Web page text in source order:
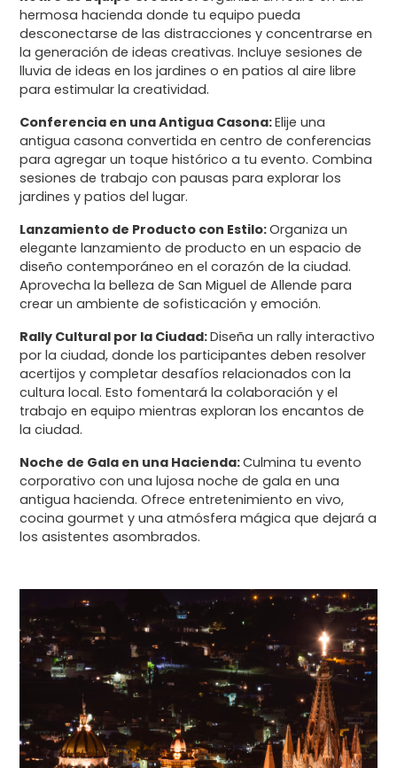
hermosa hacienda donde tu equipo pueda
desconectarse de las distracciones y concentrarse en
la generación de ideas creativas. Incluye sesiones de
lluvia de ideas en los jardines o en patios al aire libre
para estimular la creatividad.
Conferencia en una Antigua Casona:Elije una
antigua casona convertida en centro de conferencias
para agregar un toque histórico a tu evento. Combina
sesiones de trabajo con pausas para explorar los
jardines y patios del lugar.
Lanzamiento de Producto con Estilo:Organiza un
elegante lanzamiento de producto en un espacio de
diseño contemporáneo en el corazón de la ciudad.
Aprovecha la belleza de San Miguel de Allende para
crear un ambiente de sofisticación y emoción.
Rally Cultural por la Ciudad:Diseña un rally interactivo
por la ciudad, donde los participantes deben resolver
acertijos y completar desafíos relacionados con la
cultura local. Esto fomentará la colaboración y el
trabajo en equipo mientras exploran los encantos de
la ciudad.
Noche de Gala en una Hacienda:Culmina tu evento
corporativo con una lujosa noche de gala en una
antigua hacienda. Ofrece entretenimiento en vivo,
cocina gourmet y una atmósfera mágica que dejará a
los asistentes asombrados.